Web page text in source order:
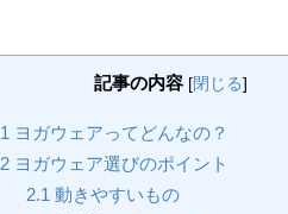
記事の内容 [閉じる]
1 ヨガウェアってどんなの？
2ヨガウェア選びのポイント
2.1 動きやすいもの